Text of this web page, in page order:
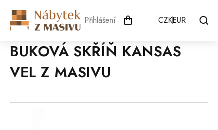
obsah
Přihlášení CZKEUR
BUKOVÁ SKŘÍŇ KANSAS
VEL Z MASIVU